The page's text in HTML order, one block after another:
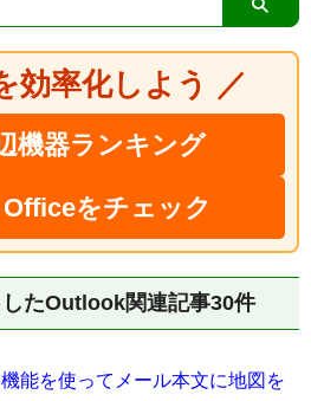
効率化しよう ／
機器ランキング
をチェック
たOutlook関連記事30件
能を使ってメール本文に地図を